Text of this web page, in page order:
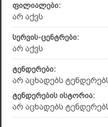
ფილიალები:
არ აქვს
სერვის-ცენტრები:
არ აქვს
ტენდერები:
არ აცხადებს
ტენდერების ისტორია:
არ აცხადებს